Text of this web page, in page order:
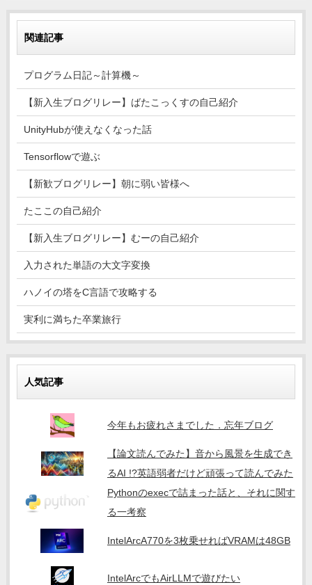
関連記事
プログラム日記～計算機～
【新入生ブログリレー】ばたこっくすの自己紹介
UnityHubが使えなくなった話
Tensorflowで遊ぶ
【新歓ブログリレー】朝に弱い皆様へ
たここの自己紹介
【新入生ブログリレー】むーの自己紹介
入力された単語の大文字変換
ハノイの塔をC言語で攻略する
実利に満ちた卒業旅行
人気記事
今年もお疲れさまでした．忘年ブログ
【論文読んでみた】音から風景を生成でき
るAI !?英語弱者だけど頑張って読んでみた
Pythonのexecで詰まった話と、それに関す
る一考察
IntelArcA770を3枚乗せればVRAMは48GB
IntelArcでもAirLLMで遊びたい